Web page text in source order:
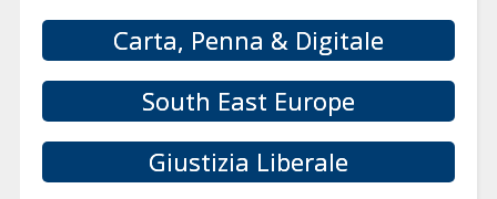
Carta, Penna & Digitale
South East Europe
Giustizia Liberale